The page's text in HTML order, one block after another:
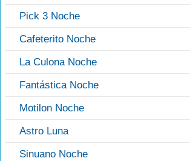
Pick 3 Noche
Cafeterito Noche
La Culona Noche
Fantástica Noche
Motilon Noche
Astro Luna
Sinuano Noche